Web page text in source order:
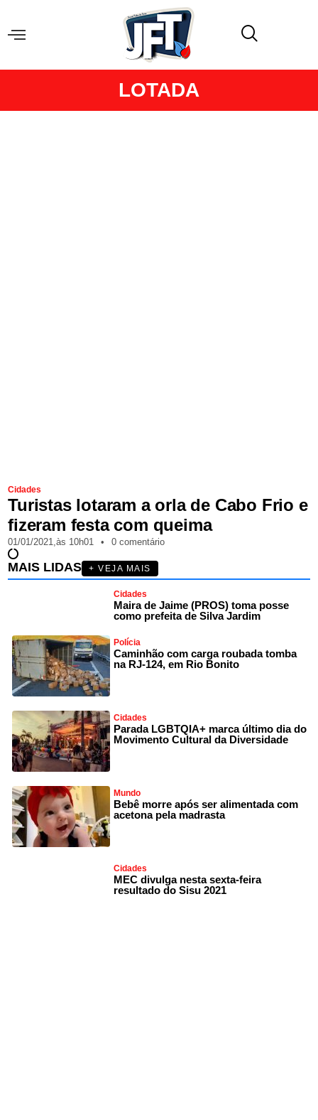
LOTADA
Cidades
Turistas lotaram a orla de Cabo Frio e
fizeram festa com queima
01/01/2021,às 10h01 • 0 comentário
MAIS LIDAS + VEJA MAIS
Cidades
Maira de Jaime (PROS) toma posse
como prefeita de Silva Jardim
Polícia
Caminhão com carga roubada tomba
na RJ-124, em Rio Bonito
Cidades
Parada LGBTQIA+ marca último dia do
Movimento Cultural da Diversidade
Mundo
Bebê morre após ser alimentada com
acetona pela madrasta
Cidades
MEC divulga nesta sexta-feira
resultado do Sisu 2021